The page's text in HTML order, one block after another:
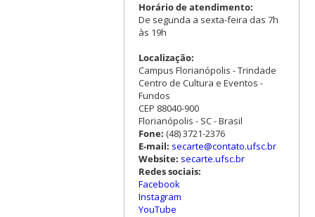
Horário de atendimento:
De segunda a sexta-feira das 7h
às 19h
Localização:
Campus Florianópolis - Trindade
Centro de Cultura e Eventos -
Fundos
CEP 88040-900
Florianópolis - SC - Brasil
Fone: (48) 3721-2376
E-mail: secarte@contato.ufsc.br
Website: secarte.ufsc.br
Redes sociais:
Facebook
Instagram
YouTube